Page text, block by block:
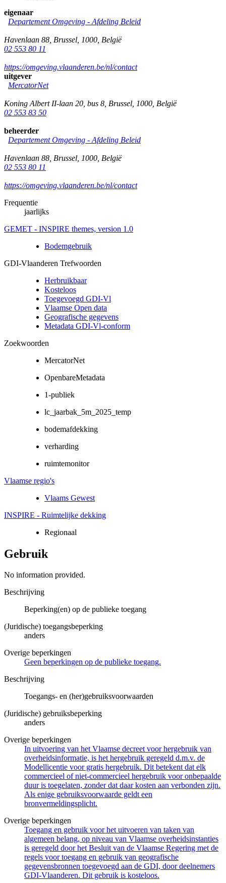
eigenaar
Departement Omgeving - Afdeling Beleid
Havenlaan 88 Brussel 1000 België
02 553 80 11
https://omgeving.vlaanderen.be/nl/contact
uitgever
MercatorNet
Koning Albert II-laan 20, bus 8 Brussel 1000 België
02 553 83 50
beheerder
Departement Omgeving - Afdeling Beleid
Havenlaan 88 Brussel 1000 België
02 553 80 11
https://omgeving.vlaanderen.be/nl/contact
Frequentie
jaarlijks
GEMET - INSPIRE themes, version 1.0
Bodemgebruik
GDI-Vlaanderen Trefwoorden
Herbruikbaar
Kosteloos
Toegevoegd GDI-Vl
Vlaamse Open data
Geografische gegevens
Metadata GDI-Vl-conform
Zoekwoorden
MercatorNet
OpenbareMetadata
1-publiek
lc_jaarbak_5m_2025_temp
bodemafdekking
verharding
ruimtemonitor
Vlaamse regio's
Vlaams Gewest
INSPIRE - Ruimtelijke dekking
Regionaal
Gebruik
No information provided.
Beschrijving
Beperking(en) op de publieke toegang
(Juridische) toegangsbeperking
anders
Overige beperkingen
Geen beperkingen op de publieke toegang.
Beschrijving
Toegangs- en (her)gebruiksvoorwaarden
(Juridische) gebruiksbeperking
anders
Overige beperkingen
In uitvoering van het Vlaamse decreet voor hergebruik van
overheidsinformatie, is het hergebruik geregeld d.m.v. de
Modellicentie voor gratis hergebruik. Dit betekent dat elk
commercieel of niet-commercieel hergebruik voor onbepaalde
duur is toegelaten, zonder dat daar kosten aan verbonden zijn.
Als enige gebruiksvoorwaarde geldt een
bronvermeldingsplicht.
Overige beperkingen
Toegang en gebruik voor het uitvoeren van taken van
algemeen belang, op niveau van Vlaamse overheidsinstanties
is geregeld door het Besluit van de Vlaamse Regering met de
regels voor toegang en gebruik van geografische
gegevensbronnen toegevoegd aan de GDI, door deelnemers
GDI-Vlaanderen. Dit gebruik is kosteloos.